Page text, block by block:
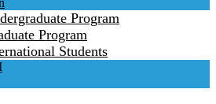
Program
Program
Students